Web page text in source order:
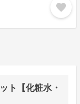
favorite
ト【化粧水・